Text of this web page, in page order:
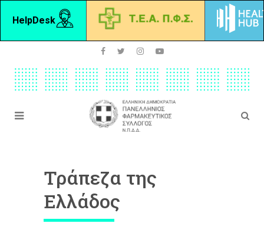
HelpDesk
Τράπεζα της
Ελλάδος